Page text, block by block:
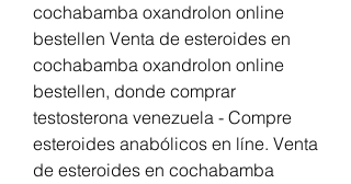
cochabamba oxandrolon online
bestellen Venta de esteroides en
cochabamba oxandrolon online
bestellen, donde comprar
testosterona venezuela - Compre
esteroides anabólicos en líne. Venta
de esteroides en cochabamba